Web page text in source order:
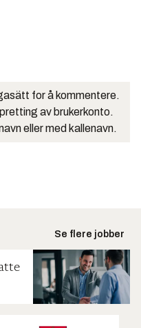
for å kommentere.
av brukerkonto.
eller med kallenavn.
Se flere jobber